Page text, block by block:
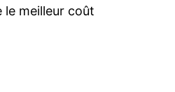
le meilleur coût